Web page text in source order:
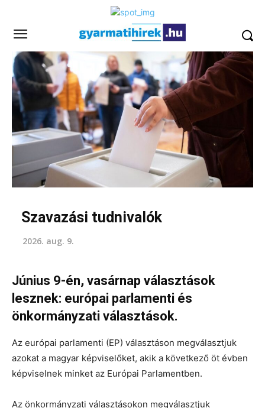
Szavazási tudnivalók
2026. aug. 9.
Június 9-én, vasárnap választások
lesznek: európai parlamenti és
önkormányzati választások.
Az európai parlamenti (EP) választáson megválasztjuk
azokat a magyar képviselőket, akik a következő öt évben
képviselnek minket az Európai Parlamentben.
Az önkormányzati választásokon megválasztjuk